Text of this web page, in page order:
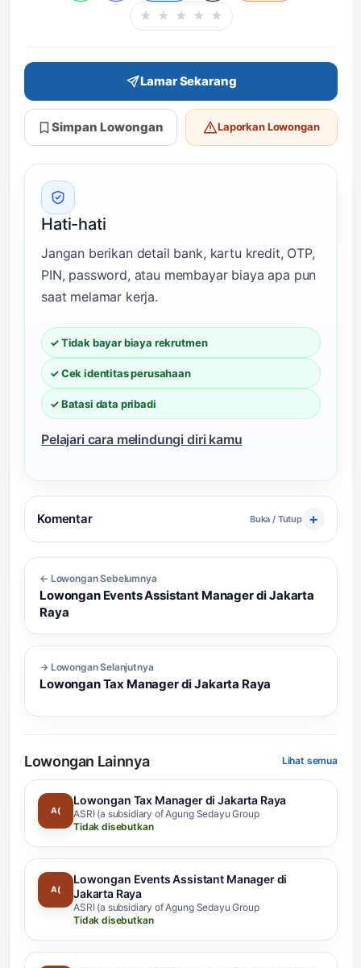
Beri rating halaman
★ ★ ★ ★ ★
Lamar Sekarang
Simpan Lowongan Laporkan Lowongan
Hati-hati
Jangan berikan detail bank, kartu kredit, OTP,
PIN, password, atau membayar biaya apa pun
saat melamar kerja.
✓ Tidak bayar biaya rekrutmen
✓ Cek identitas perusahaan
✓ Batasi data pribadi
Pelajari cara melindungi diri kamu
Komentar Buka / Tutup
← Lowongan Sebelumnya
Lowongan Events Assistant Manager di Jakarta
Raya
→ Lowongan Selanjutnya
Lowongan Tax Manager di Jakarta Raya
Lowongan Lainnya Lihat semua
A(
Lowongan Tax Manager di Jakarta Raya
ASRI (a subsidiary of Agung Sedayu Group
Tidak disebutkan
A(
Lowongan Events Assistant Manager di
Jakarta Raya
ASRI (a subsidiary of Agung Sedayu Group
Tidak disebutkan